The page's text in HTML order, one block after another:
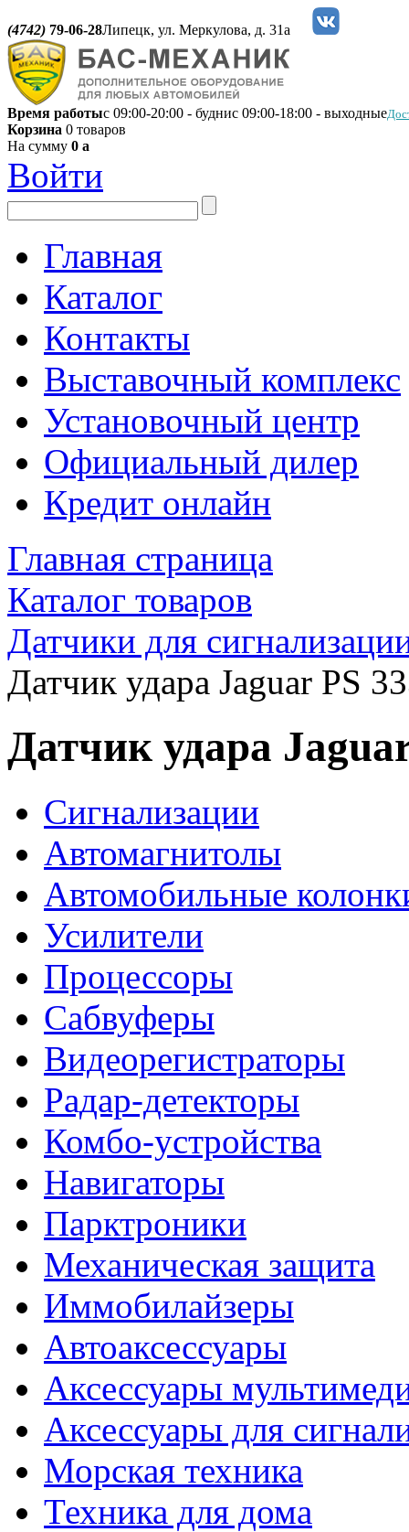
(4742) 79-06-28Липецк, ул. Меркулова, д. 31а
Время работыс 09:00-20:00 - буднис 09:00-18:00 - выходные
Корзина 0 товаров
На сумму 0 a
Войти
Главная
Каталог
Контакты
Выставочный комплекс
Установочный центр
Официальный дилер
Кредит онлайн
Главная страница
Каталог товаров
Датчики для
Датчик удара Jaguar PS
Датчик удара
Сигнализации
Автомагнитолы
Автомобильные
Усилители
Процессоры
Сабвуферы
Видеорегистраторы
Радар-детекторы
Комбо-устройства
Навигаторы
Парктроники
Механическая защита
Иммобилайзеры
Автоаксессуары
Аксессуары
Аксессуары для
Морская техника
Техника для дома